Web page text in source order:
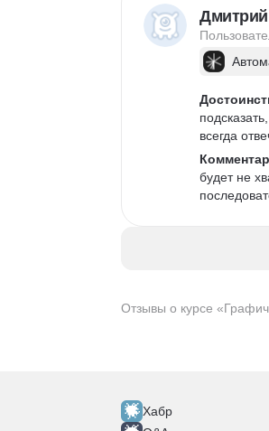
Отзывы о курсе
всегда
будет не
Хабр